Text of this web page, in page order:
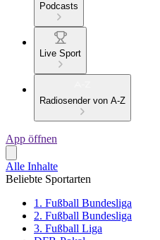
Podcasts
Live Sport
Radiosender von A-Z
App öffnen
Alle Inhalte
Beliebte Sportarten
1. Fußball Bundesliga
2. Fußball Bundesliga
3. Fußball Liga